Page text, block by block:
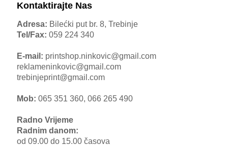
Kontaktirajte Nas
Adresa: Bilećki put br. 8, Trebinje
Tel/Fax: 059 224 340
E-mail: printshop.ninkovic@gmail.com
reklameninkovic@gmail.com
trebinjeprint@gmail.com
Mob: 065 351 360, 066 265 490
Radno Vrijeme
Radnim danom:
od 09.00 do 15.00 časova